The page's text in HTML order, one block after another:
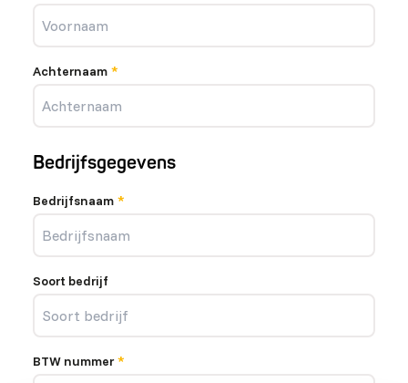
Achternaam *
Bedrijfsgegevens
Bedrijfsnaam *
Soort bedrijf
BTW nummer *